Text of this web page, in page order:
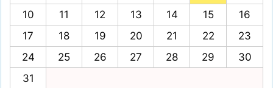
10
11 12 13 14 15
16
17
18 19 20 21 22
23
24
25 26 27 28 29
30
31